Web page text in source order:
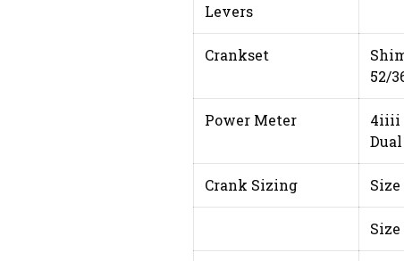
Levers
Crankset
52/
Power Meter
4iiii
Crank Sizing Size
Size